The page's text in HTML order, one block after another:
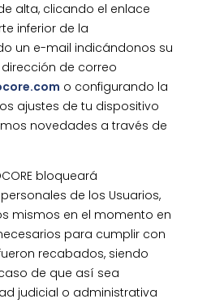
alta, clicando el enlace
inferior de la
un e-mail indicándonos su
de correo
o configurando la
ajustes de tu dispositivo
novedades a través de
bloqueará
de los Usuarios,
mismos en el momento en
para cumplir con
recabados, siendo
de que así sea
judicial o administrativa